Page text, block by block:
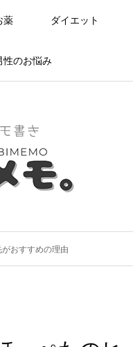
薬 ダイエット
性のお悩み
おすすめの理由